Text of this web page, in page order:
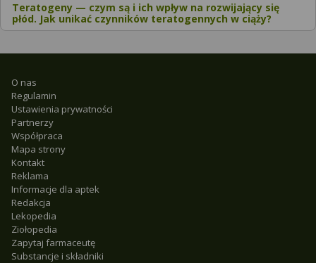
Teratogeny — czym są i ich wpływ na rozwijający się
płód. Jak unikać czynników teratogennych w ciąży?
O nas
Regulamin
Ustawienia prywatności
Partnerzy
Współpraca
Mapa strony
Kontakt
Reklama
Informacje dla aptek
Redakcja
Lekopedia
Ziołopedia
Zapytaj farmaceutę
Substancje i składniki